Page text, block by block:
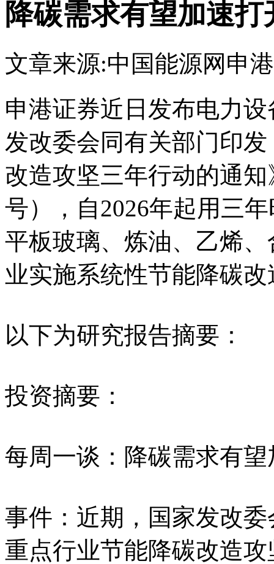
降碳需求有望加速
文章来源:中国能源网 申
申港证券近日发布电力
发改委会同有关部门印
改造攻坚三年行动的通
号），自2026年起用三
平板玻璃、炼油、乙烯
业实施系统性节能降碳改
以下为研究报告摘要：
投资摘要：
每周一谈：降碳需求有
事件：近期，国家发改
重点行业节能降碳改造